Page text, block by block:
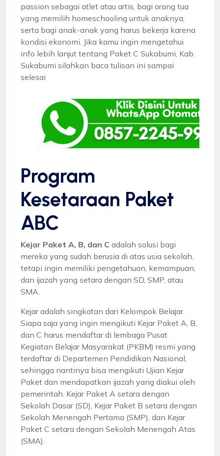
passion sebagai atlet atau artis, bagi orang tua
yang memilih homeschooling untuk anaknya,
serta bagi anak-anak yang harus bekerja karena
kondisi ekonomi. Jika kamu ingin mengetahui
info lebih lanjut tentang Paket C Sukabumi, Kab.
Sukabumi silahkan baca tulisan ini sampai
selesai
Program
Kesetaraan Paket
ABC
Kejar Paket A, B, dan C adalah solusi bagi
mereka yang sudah berusia di atas usia sekolah,
tetapi ingin memiliki pengetahuan, kemampuan,
dan ijazah yang setara dengan SD, SMP, atau
SMA.
Kejar adalah singkatan dari Kelompok Belajar.
Siapa saja yang ingin mengikuti Kejar Paket A, B,
dan C harus mendaftar di lembaga Pusat
Kegiatan Belajar Masyarakat (PKBM) resmi yang
terdaftar di Departemen Pendidikan Nasional,
sehingga nantinya bisa mengikuti Ujian Kejar
Paket dan mendapatkan ijazah yang diakui oleh
pemerintah. Kejar Paket A setara dengan
Sekolah Dasar (SD), Kejar Paket B setara dengan
Sekolah Menengah Pertama (SMP), dan Kejar
Paket C setara dengan Sekolah Menengah Atas
(SMA).